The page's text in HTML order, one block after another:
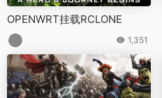
OPENWRT挂载RCLONE
1,351